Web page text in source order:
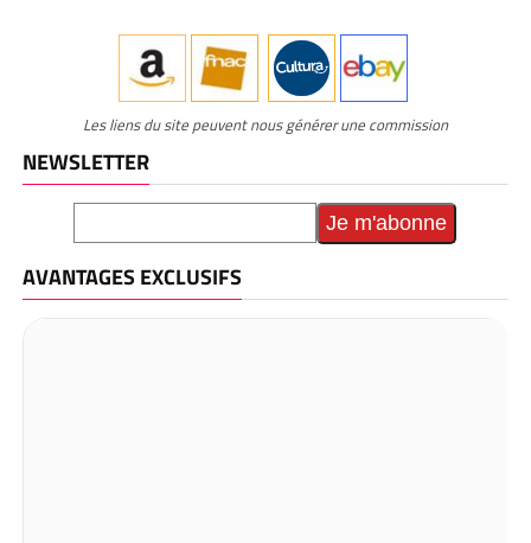
Les liens du site peuvent nous générer une commission
NEWSLETTER
AVANTAGES EXCLUSIFS